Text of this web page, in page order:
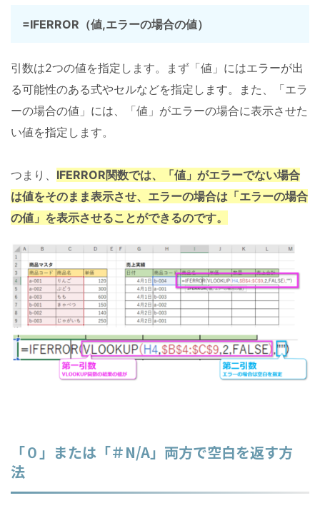
=IFERROR（値,エラーの場合の値）
引数は2つの値を指定します。まず「値」にはエラーが出
る可能性のある式やセルなどを指定します。また、「エラ
ーの場合の値」には、「値」がエラーの場合に表示させた
い値を指定します。
つまり、 IFERROR関数では、「値」がエラーでない場合
は値をそのまま表示させ、エラーの場合は「エラーの場合
の値」を表示させることができるのです。
「０」または「＃N/A」両方で空白を返す方
法